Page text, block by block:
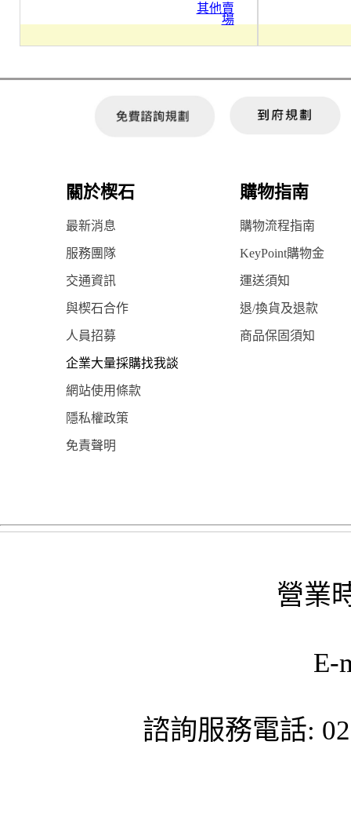
其他賣
場
關於楔石 購物指南
最新消息 購物流程指南
服務團隊 KeyPoint購物金
交通資訊 運送須知
與楔石合作 退/換貨及退款
人員招募 商品保固須知
企業大量採購找我談
網站使用條款
隱私權政策
免責聲明
營業
E-
諮詢服務電話: